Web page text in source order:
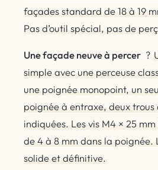
façades standard de 18 à 19
Pas d’outil spécial, pas de
Une façade neuve à percer ?
simple avec une perceuse
une poignée monopoint, un
poignée à entraxe, deux trous
indiquées. Les vis M4 × 25
de 4 à 8 mm dans la poignée.
solide et définitive.